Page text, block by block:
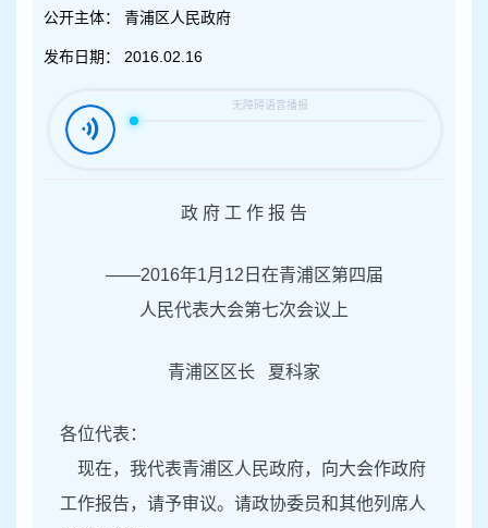
公开主体： 青浦区人民政府
发布日期： 2016.02.16
政 府 工 作 报 告
——2016年1月12日在青浦区第四届
人民代表大会第七次会议上
青浦区区长 夏科家
各位代表：
现在，我代表青浦区人民政府，向大会作政府
工作报告，请予审议。请政协委员和其他列席人